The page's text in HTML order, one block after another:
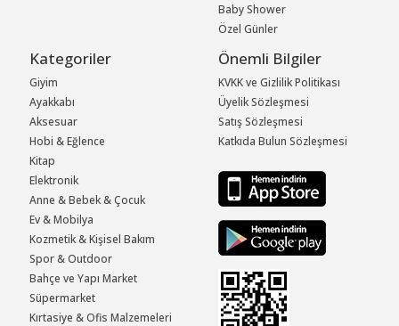
Baby Shower
Özel Günler
Kategoriler
Giyim
Ayakkabı
Aksesuar
Hobi & Eğlence
Kitap
Elektronik
Anne & Bebek & Çocuk
Ev & Mobilya
Kozmetik & Kişisel Bakım
Spor & Outdoor
Bahçe ve Yapı Market
Süpermarket
Kırtasiye & Ofis Malzemeleri
Önemli Bilgiler
KVKK ve Gizlilik Politikası
Üyelik Sözleşmesi
Satış Sözleşmesi
Katkıda Bulun Sözleşmesi